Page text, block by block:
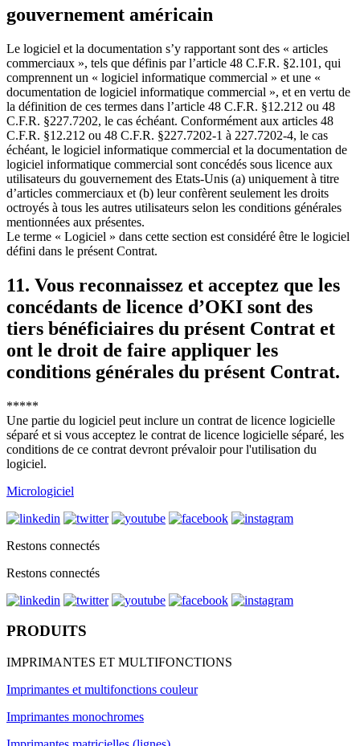
gouvernement américain
Le logiciel et la documentation s’y rapportant sont des « articles
commerciaux », tels que définis par l’article 48 C.F.R. §2.101, qui
comprennent un « logiciel informatique commercial » et une «
documentation de logiciel informatique commercial », et en vertu de
la définition de ces termes dans l’article 48 C.F.R. §12.212 ou 48
C.F.R. §227.7202, le cas échéant. Conformément aux articles 48
C.F.R. §12.212 ou 48 C.F.R. §227.7202-1 à 227.7202-4, le cas
échéant, le logiciel informatique commercial et la documentation de
logiciel informatique commercial sont concédés sous licence aux
utilisateurs du gouvernement des Etats-Unis (a) uniquement à titre
d’articles commerciaux et (b) leur confèrent seulement les droits
octroyés à tous les autres utilisateurs selon les conditions générales
mentionnées aux présentes.
Le terme « Logiciel » dans cette section est considéré être le logiciel
défini dans le présent Contrat.
11. Vous reconnaissez et acceptez que les
concédants de licence d’OKI sont des
tiers bénéficiaires du présent Contrat et
ont le droit de faire appliquer les
conditions générales du présent Contrat.
*****
Une partie du logiciel peut inclure un contrat de licence logicielle
séparé et si vous acceptez le contrat de licence logicielle séparé, les
conditions de ce contrat devront prévaloir pour l'utilisation du
logiciel.
Micrologiciel
Restons connectés
Restons connectés
PRODUITS
IMPRIMANTES ET MULTIFONCTIONS
Imprimantes et multifonctions couleur
Imprimantes monochromes